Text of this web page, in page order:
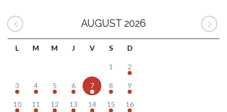
AUGUST 2026
L M M J V S D
1 2
3 4 5 6 7 8 9
10 11 12 13 14 15 16